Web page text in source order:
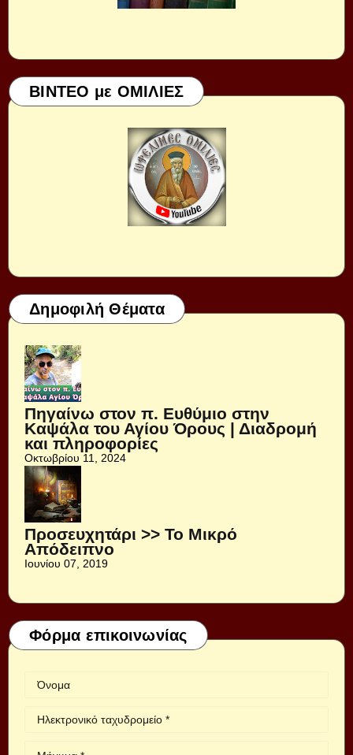
ΒΙΝΤΕΟ με ΟΜΙΛΙΕΣ
Δημοφιλή Θέματα
Πηγαίνω στον π. Ευθύμιο στην
Καψάλα του Αγίου Όρους | Διαδρομή
και πληροφορίες
Οκτωβρίου 11, 2024
Προσευχητάρι >> Το Μικρό
Απόδειπνο
Ιουνίου 07, 2019
Φόρμα επικοινωνίας